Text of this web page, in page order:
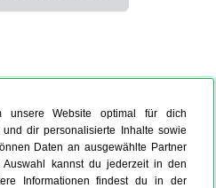
unsere Website optimal für dich
dir personalisierte Inhalte sowie
Daten an ausgewählte Partner
kannst du jederzeit in den
Informationen findest du in der